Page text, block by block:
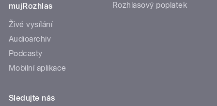
mujRozhlas
Živé vysílání
Audioarchiv
Podcasty
Mobilní aplikace
Rozhlasový poplatek
Sledujte nás